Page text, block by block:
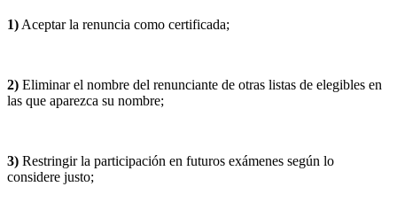
1) Aceptar la renuncia como certificada;
2) Eliminar el nombre del renunciante de otras listas de elegibles en
las que aparezca su nombre;
3) Restringir la participación en futuros exámenes según lo
considere justo;